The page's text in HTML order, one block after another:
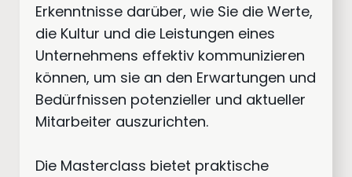
Erkenntnisse darüber, wie Sie die Werte,
die Kultur und die Leistungen eines
Unternehmens effektiv kommunizieren
können, um sie an den Erwartungen und
Bedürfnissen potenzieller und aktueller
Mitarbeiter auszurichten.
Die Masterclass bietet praktische